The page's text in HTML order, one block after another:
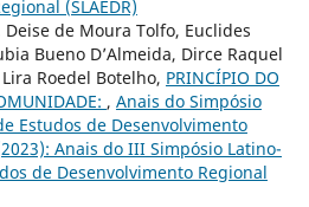
(SLAEDR)
Deise de Moura Tolfo, Euclides
Bueno D’Almeida, Dirce Raquel
Roedel Botelho, PRINCÍPIO DO
, Anais do Simpósio
Estudos de Desenvolvimento
Anais do III Simpósio Latino-
de Desenvolvimento Regional